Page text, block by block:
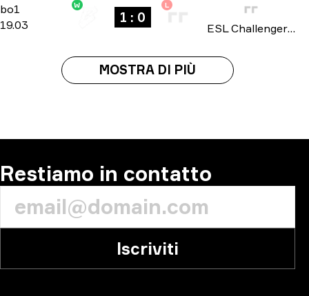
bo1 Regular Season
bo1
19.03
W
1 : 0
L
ESL Challenger League: South America season 49 2025
MOSTRA DI PIÙ
Restiamo in contatto
Iscriviti